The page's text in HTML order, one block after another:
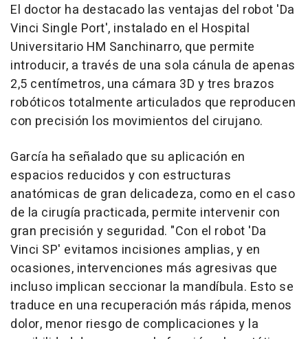
El doctor ha destacado las ventajas del robot 'Da
Vinci Single Port', instalado en el Hospital
Universitario HM Sanchinarro, que permite
introducir, a través de una sola cánula de apenas
2,5 centímetros, una cámara 3D y tres brazos
robóticos totalmente articulados que reproducen
con precisión los movimientos del cirujano.
García ha señalado que su aplicación en
espacios reducidos y con estructuras
anatómicas de gran delicadeza, como en el caso
de la cirugía practicada, permite intervenir con
gran precisión y seguridad. "Con el robot 'Da
Vinci SP' evitamos incisiones amplias, y en
ocasiones, intervenciones más agresivas que
incluso implican seccionar la mandíbula. Esto se
traduce en una recuperación más rápida, menos
dolor, menor riesgo de complicaciones y la